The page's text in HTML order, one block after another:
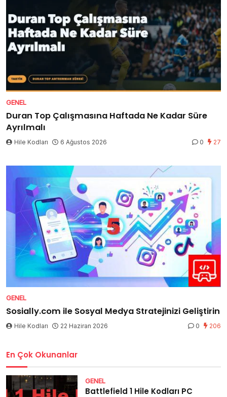
GENEL
Duran Top Çalışmasına Haftada Ne Kadar Süre
Ayrılmalı
Hile Kodları 6 Ağustos 2026 0 27
GENEL
Sosially.com ile Sosyal Medya Stratejinizi Geliştirin
Hile Kodları 22 Haziran 2026 0 206
En Çok Okunanlar
GENEL
Battlefield 1 Hile Kodları PC